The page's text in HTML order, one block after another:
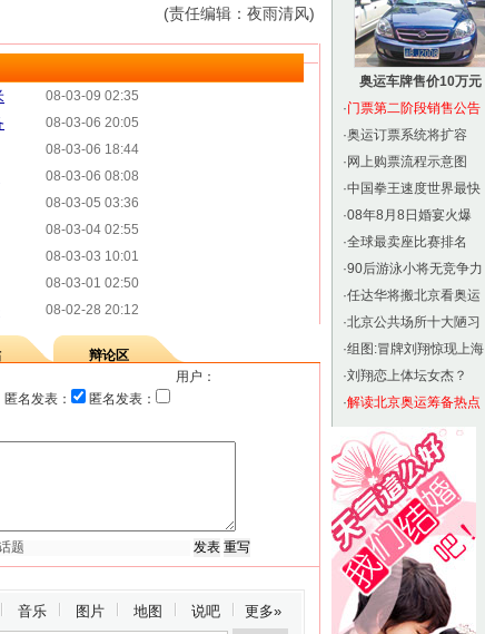
(责任编辑：夜雨清风)
08-03-09 02:35
08-03-06 20:05
08-03-06 18:44
08-03-06 08:08
08-03-05 03:36
08-03-04 02:55
08-03-03 10:01
08-03-01 02:50
08-02-28 20:12
辩论区
用户：
匿名发表：
匿名发表：
音乐 图片 地图 说吧 更多»
奥运车牌售价10万元
·门票第二阶段销售公告
·奥运订票系统将扩容
· 网上购票流程示意图
·中国拳王速度世界最快
·08年8月8日婚宴火爆
·全球最卖座比赛排名
·90后游泳小将无竞争力
·任达华将搬北京看奥运
·北京公共场所十大陋习
·组图:冒牌刘翔惊现上海
·刘翔恋上体坛女杰？
·解读北京奥运筹备热点